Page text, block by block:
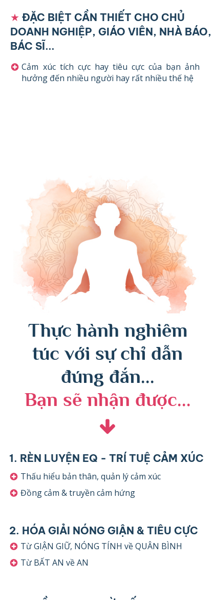
Cảm xúc tích cực hay tiêu cực của bạn ảnh
hưởng đến nhiều người hay rất nhiều thế hệ
★ĐẶC BIỆT CẦN THIẾT CHO CHỦ
DOANH NGHIỆP, GIÁO VIÊN, NHÀ BÁO,
BÁC SĨ...
Thấu hiểu bản thân, quản lý cảm xúc
Đồng cảm & truyền cảm hứng
1. RÈN LUYỆN EQ - TRÍ TUỆ CẢM XÚC
Từ GIẬN GIỮ, NÓNG TÍNH về QUÂN BÌNH
Từ BẤT AN về AN
2. HÓA GIẢI NÓNG GIẬN & TIÊU CỰC
Thực hành nghiêm
túc với sự chỉ dẫn
đúng đắn...
Bạn sẽ nhận được...